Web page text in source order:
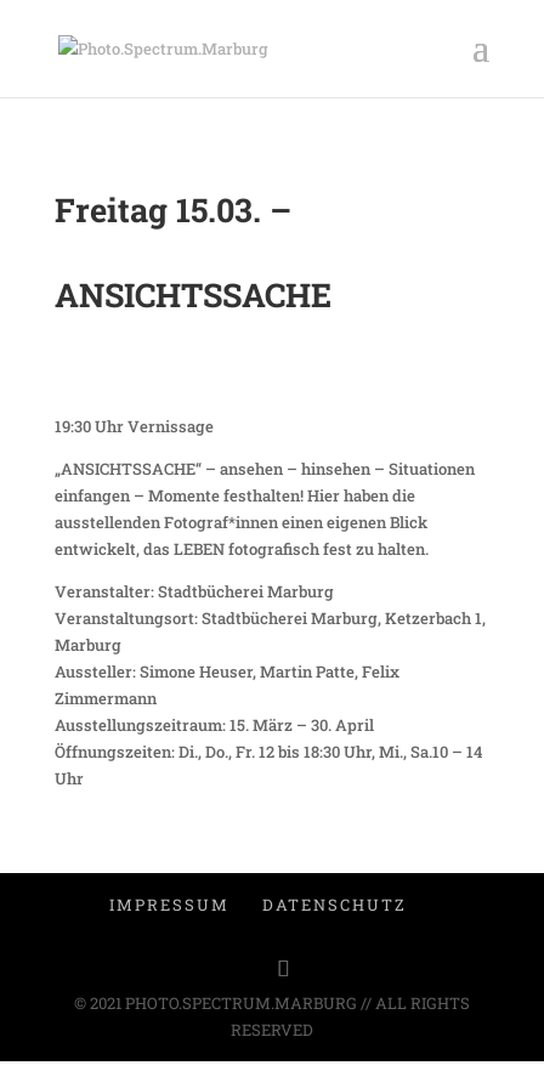
Freitag 15.03. –
ANSICHTSSACHE
19:30 Uhr Vernissage
„ANSICHTSSACHE“ – ansehen – hinsehen – Situationen
einfangen – Momente festhalten! Hier haben die
ausstellenden Fotograf*innen einen eigenen Blick
entwickelt, das LEBEN fotografisch fest zu halten.
Veranstalter: Stadtbücherei Marburg
Veranstaltungsort: Stadtbücherei Marburg, Ketzerbach 1,
Marburg
Aussteller: Simone Heuser, Martin Patte, Felix
Zimmermann
Ausstellungszeitraum: 15. März – 30. April
Öffnungszeiten: Di., Do., Fr. 12 bis 18:30 Uhr, Mi., Sa.10 – 14
Uhr
IMPRESSUM DATENSCHUTZ
© 2021 PHOTO.SPECTRUM.MARBURG // ALL RIGHTS
RESERVED